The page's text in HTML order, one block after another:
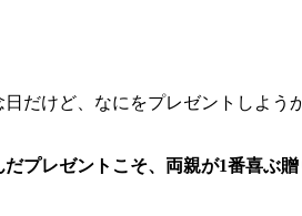
日だけど、なにをプレゼントしよう
プレゼントこそ、両親が1番喜ぶ贈